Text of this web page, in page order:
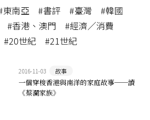
東南亞 #書評 #臺灣
#韓國
#香港、澳門
#經濟／消費
#20世紀
#21世紀
2016-11-03 故事
一個穿梭香港與南洋的家庭故事──讀
《蔡瀾家族》